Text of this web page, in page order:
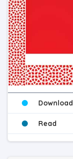
Download
Read